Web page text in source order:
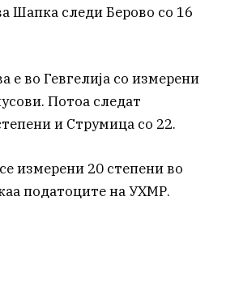
Шапка следи Берово со 16
е во Гевгелија со измерени
Потоа следат
и Струмица со 22.
измерени 20 степени во
податоците на УХМР.